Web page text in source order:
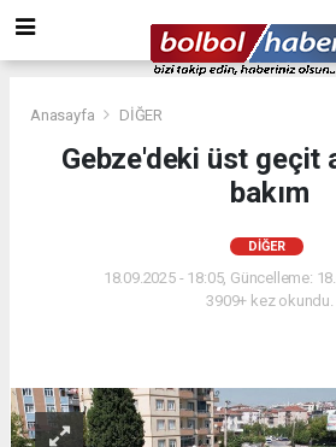
Anasayfa DİĞER
Gebze'deki üst geçit
bakım
DİĞER
18.09.2025 - 18:05, Güncelleme:
3909+ kez okundu.